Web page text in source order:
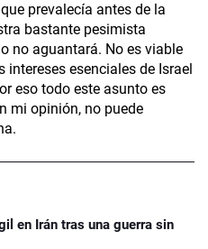
prevalecía antes de la
bastante pesimista
no aguantará. No es viable
intereses esenciales de Israel
eso todo este asunto es
mi opinión, no puede
en Irán tras una guerra sin